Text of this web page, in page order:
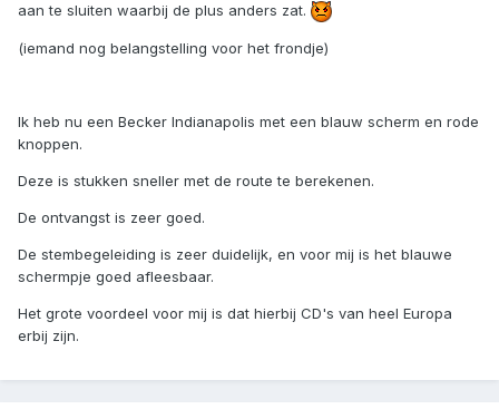
aan te sluiten waarbij de plus anders zat.
(iemand nog belangstelling voor het frondje)
Ik heb nu een Becker Indianapolis met een blauw scherm en rode
knoppen.
Deze is stukken sneller met de route te berekenen.
De ontvangst is zeer goed.
De stembegeleiding is zeer duidelijk, en voor mij is het blauwe
schermpje goed afleesbaar.
Het grote voordeel voor mij is dat hierbij CD's van heel Europa
erbij zijn.